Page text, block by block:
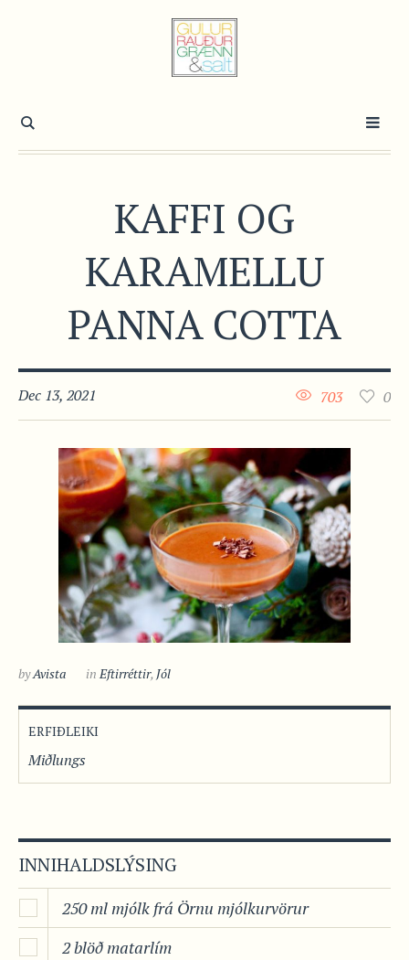
KAFFI OG
KARAMELLU
PANNA COTTA
Dec 13, 2021 0
703
byAvista in Eftirréttir, Jól
ERFIÐLEIKI
Miðlungs
INNIHALDSLÝSING
250 ml mjólk frá Örnu mjólkurvörur
2 blöð matarlím